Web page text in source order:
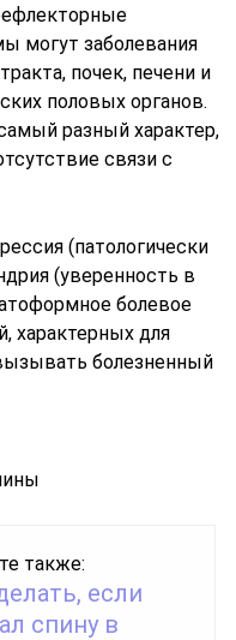
могут заболевания
почек, печени и
половых органов.
разный характер,
связи с
(патологически
(уверенность в
болевое
характерных для
болезненный
также:
если
спину в